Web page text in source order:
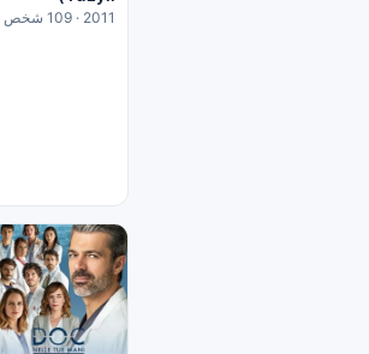
2011 · 109 شخص